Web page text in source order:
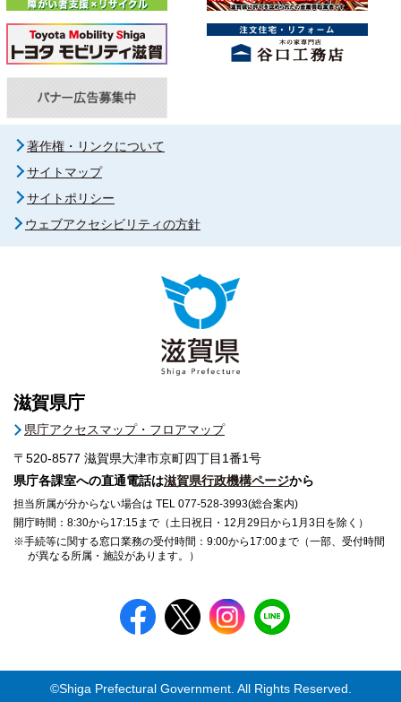
著作権・リンクについて
サイトマップ
サイトポリシー
ウェブアクセシビリティの方針
滋賀県庁
県庁アクセスマップ・フロアマップ
〒520-8577 滋賀県大津市京町四丁目1番1号
県庁各課室への直通電話は滋賀県行政機構ページから
担当所属が分からない場合は TEL 077-528-3993(総合案内)
開庁時間：8:30から17:15まで（土日祝日・12月29日から1月3日を除く）
※手続等に関する窓口業務の受付時間：9:00から17:00まで（一部、受付時間
が異なる所属・施設があります。）
©Shiga Prefectural Government. All Rights Reserved.